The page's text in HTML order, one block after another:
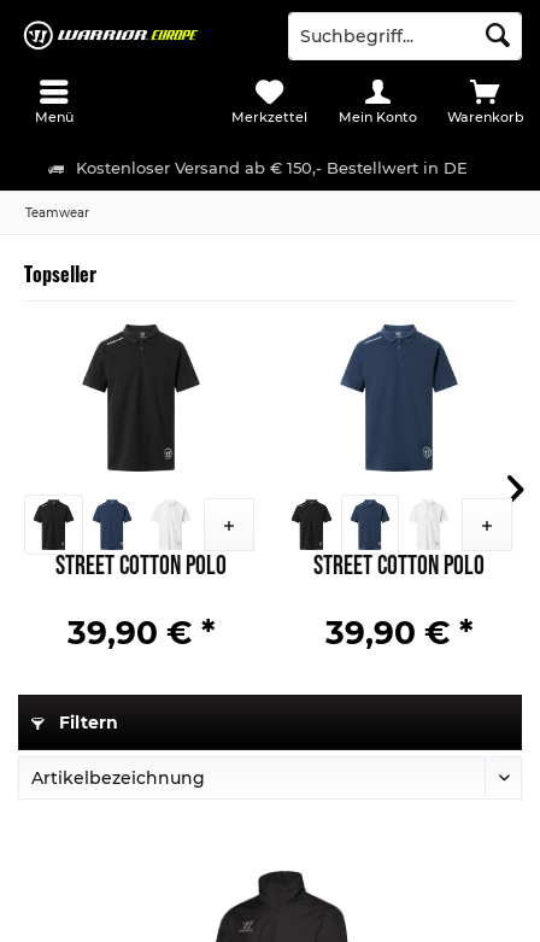
Kostenloser Versand ab € 150,- Bestellwert in DE
Menü Warenkorb
Merkzettel Mein Konto
Teamwear
Topseller
Street Cotton Polo
39,90 € *
Street Cotton Polo
39,90 € *
Filtern